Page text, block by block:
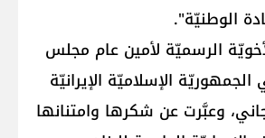
الوطنيّة".
الرسميّة لأمين عام مجلس
الإسلاميّة الإيرانيّة
وعبَّرت عن شكرها وامتنانها